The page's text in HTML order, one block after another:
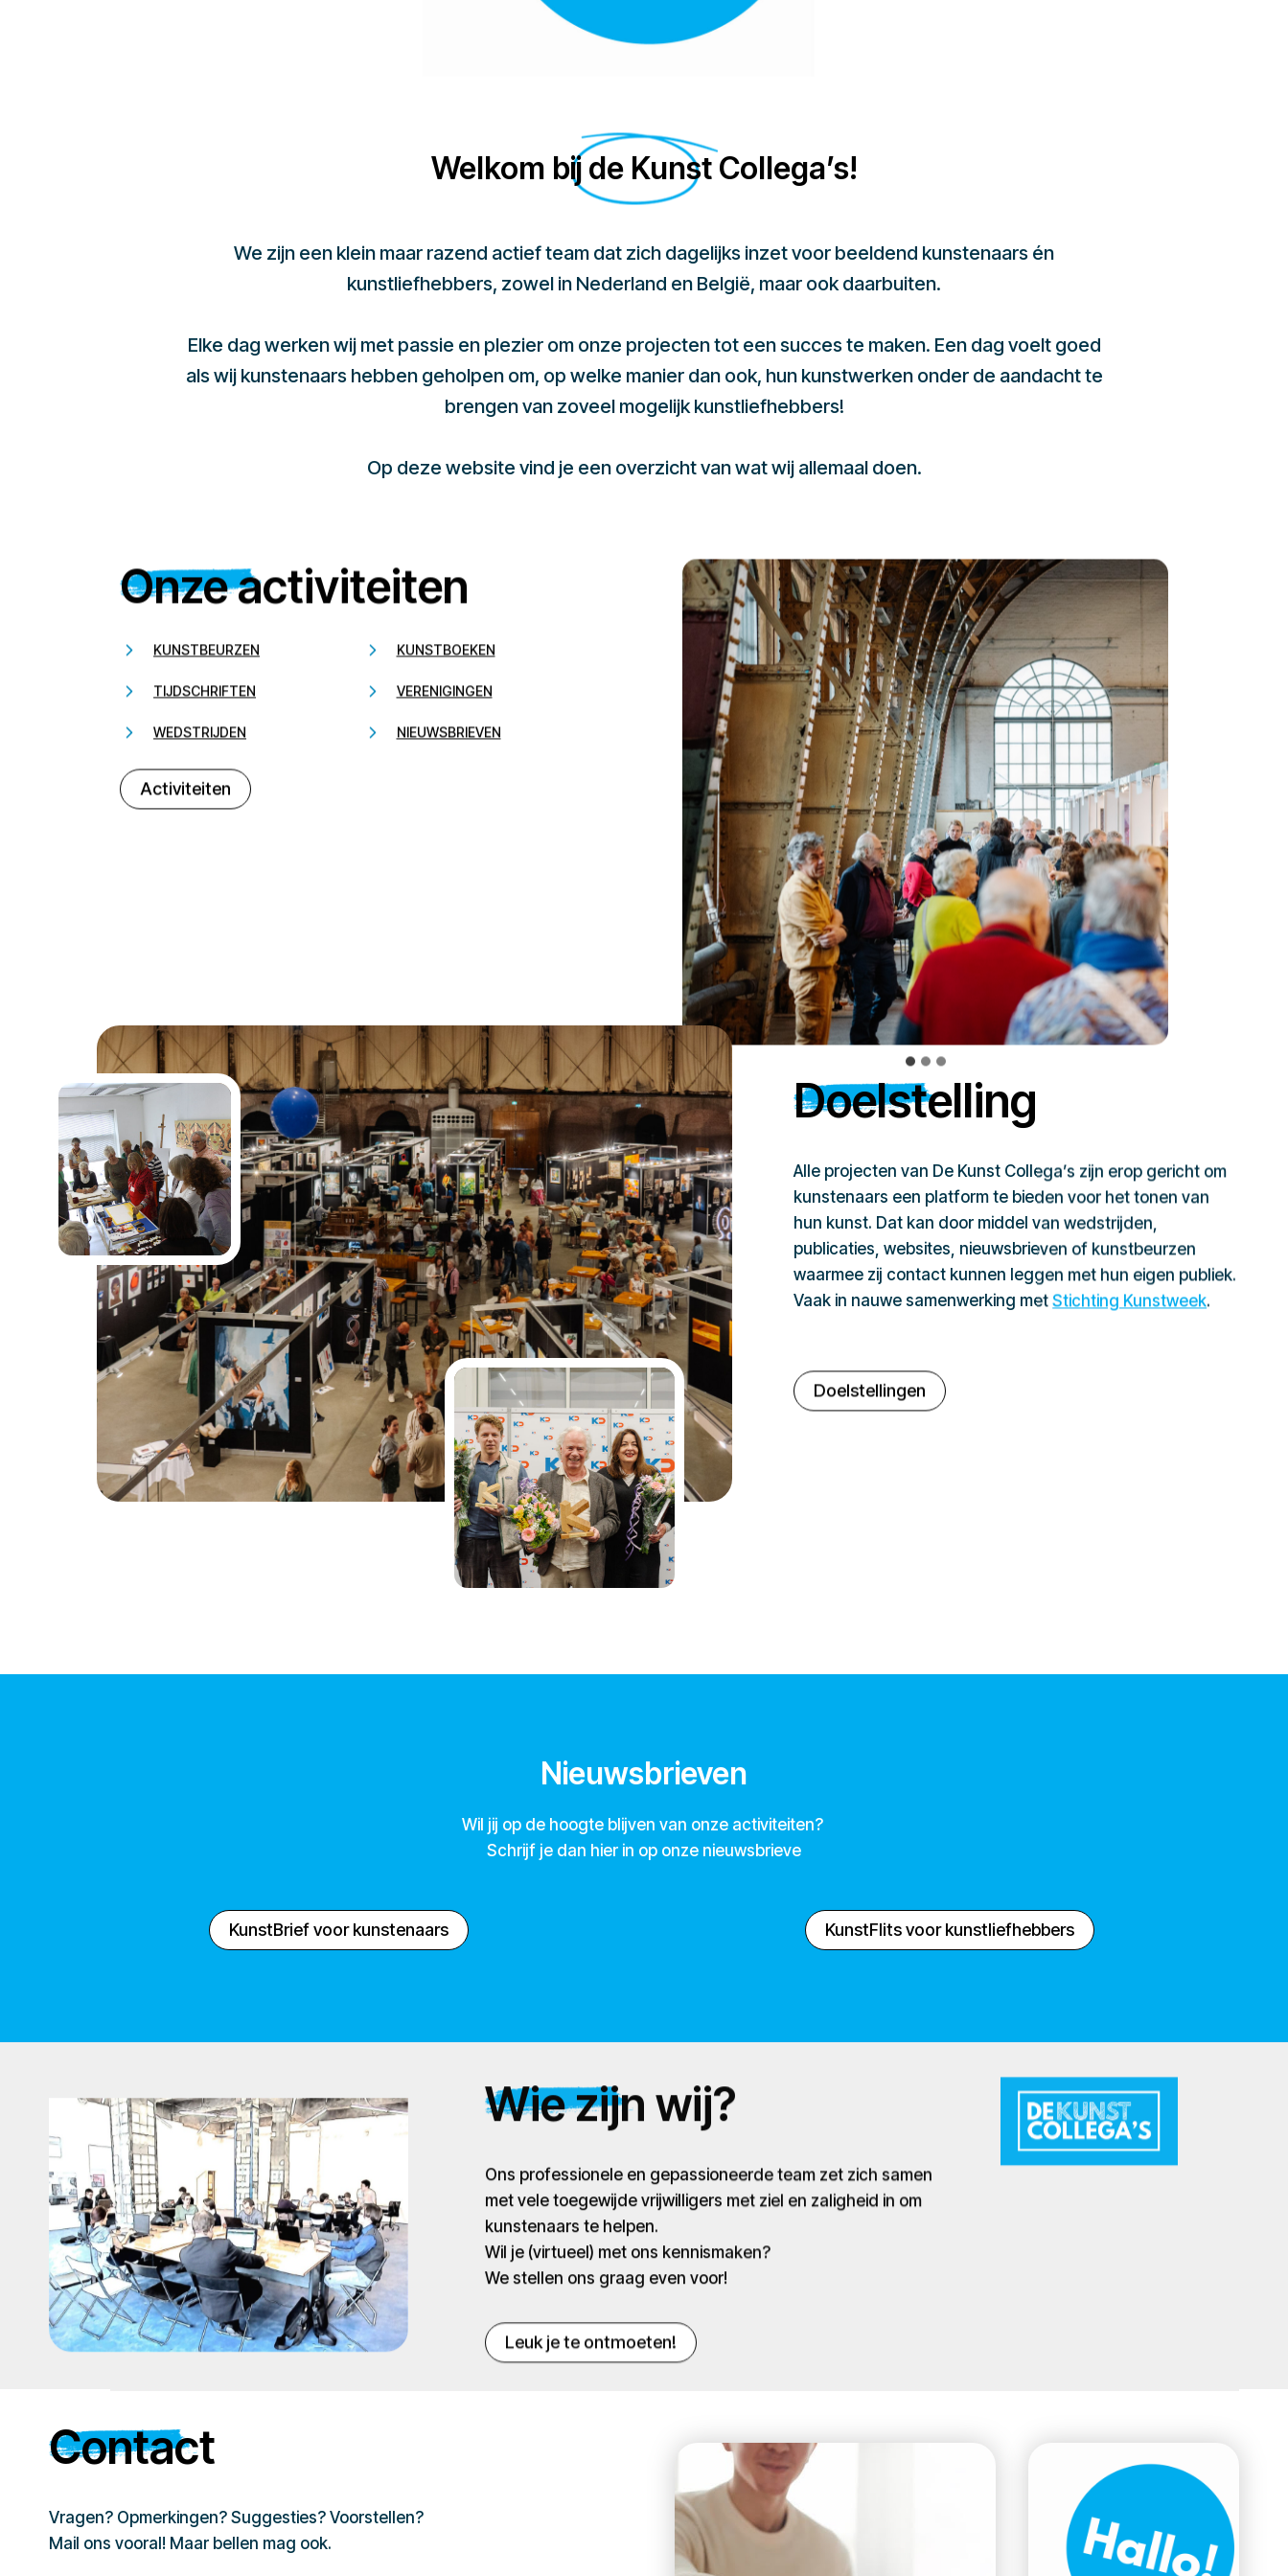
Welkom bij de Kunst Collega’s!
We zijn een klein maar razend actief team dat zich dagelijks inzet voor beeldend kunstenaars én
kunstliefhebbers, zowel in Nederland en België, maar ook daarbuiten.
Elke dag werken wij met passie en plezier om onze projecten tot een succes te maken. Een dag voelt goed
als wij kunstenaars hebben geholpen om, op welke manier dan ook, hun kunstwerken onder de aandacht te
brengen van zoveel mogelijk kunstliefhebbers!
Op deze website vind je een overzicht van wat wij allemaal doen.
Onze activiteiten
KUNSTBEURZEN KUNSTBOEKEN
TIJDSCHRIFTEN VERENIGINGEN
WEDSTRIJDEN NIEUWSBRIEVEN
Activiteiten
Doelstelling
Alle projecten van De Kunst Collega’s zijn erop gericht om
kunstenaars een platform te bieden voor het tonen van
hun kunst. Dat kan door middel van wedstrijden,
publicaties, websites, nieuwsbrieven of kunstbeurzen
waarmee zij contact kunnen leggen met hun eigen publiek.
Vaak in nauwe samenwerking metStichting Kunstweek.
Doelstellingen
Nieuwsbrieven
Wil jij op de hoogte blijven van onze activiteiten?
Schrijf je dan hier in op onze nieuwsbrieve
KunstBrief voor kunstenaars KunstFlits voor kunstliefhebbers
Wie zijn wij?
Ons professionele en gepassioneerde team zet zich samen
met vele toegewijde vrijwilligers met ziel en zaligheid in om
kunstenaars te helpen.
Wil je (virtueel) met ons kennismaken?
We stellen ons graag even voor!
Leuk je te ontmoeten!
Contact
Vragen? Opmerkingen? Suggesties? Voorstellen?
Mail ons vooral! Maar bellen mag ook.